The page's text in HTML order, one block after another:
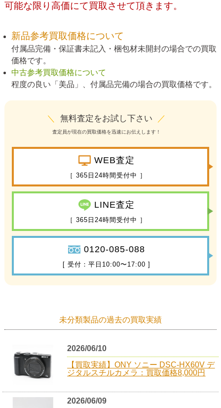
可能な限り高価にて買取させて頂きます。
新品参考買取価格について
付属品完備・保証書未記入・梱包材未開封の場合での買取
価格です。
中古参考買取価格について
程度の良い「美品」、付属品完備の場合の買取価格です。
＼ 無料査定をお試し下さい ／
査定員が現在の買取価格を迅速にお伝えします！
WEB査定
［ 365日24時間受付中 ］
LINE査定
［ 365日24時間受付中 ］
0120-085-088
[ 受付：平日10:00〜17:00 ]
未分類製品の過去の買取実績
2026/06/10
【買取実績】ONY ソニー DSC-HX60V デ
ジタルスチルカメラ：買取価格8,000円
2026/06/09